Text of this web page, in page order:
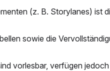
(z. B. Storylanes) ist
sowie die
vorlesbar, verfügen